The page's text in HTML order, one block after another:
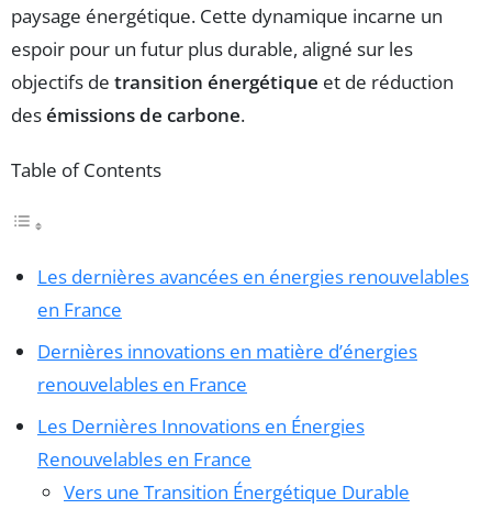
paysage énergétique. Cette dynamique incarne un
espoir pour un futur plus durable, aligné sur les
objectifs de transition énergétique et de réduction
desémissions de carbone.
Table of Contents
Les dernières avancées en énergies renouvelables
en France
Dernières innovations en matière d’énergies
renouvelables en France
Les Dernières Innovations en Énergies
Renouvelables en France
Vers une Transition Énergétique Durable